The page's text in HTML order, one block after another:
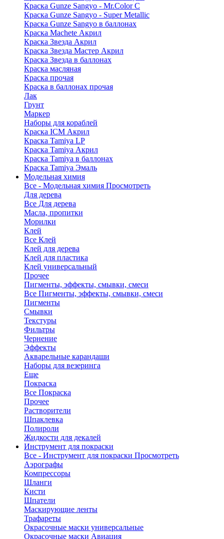
Краска Gunze Sangyo - Mr.Color C
Краска Gunze Sangyo - Super Metallic
Краска Gunze Sangyo в баллонах
Краска Machete Акрил
Краска Звезда Акрил
Краска Звезда Мастер Акрил
Краска Звезда в баллонах
Краска масляная
Краска прочая
Краска в баллонах прочая
Лак
Грунт
Маркер
Наборы для кораблей
Краска ICM Акрил
Краска Tamiya LP
Краска Tamiya Акрил
Краска Tamiya в баллонах
Краска Tamiya Эмаль
Модельная химия
Все - Модельная химия Просмотреть
Для дерева
Все Для дерева
Масла, пропитки
Морилки
Клей
Все Клей
Клей для дерева
Клей для пластика
Клей универсальный
Прочее
Пигменты, эффекты, смывки, смеси
Все Пигменты, эффекты, смывки, смеси
Пигменты
Смывки
Текстуры
Фильтры
Чернение
Эффекты
Акварельные карандаши
Наборы для везеринга
Еще
Покраска
Все Покраска
Прочее
Растворители
Шпаклевка
Полироли
Жидкости для декалей
Инструмент для покраски
Все - Инструмент для покраски Просмотреть
Аэрографы
Компрессоры
Шланги
Кисти
Шпатели
Маскирующие ленты
Трафареты
Окрасочные маски универсальные
Окрасочные маски Авиация